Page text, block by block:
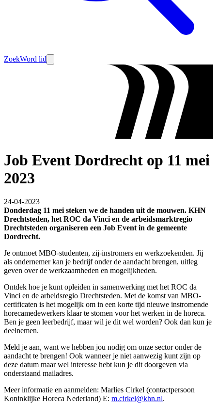
ZoekWord lid
Job Event Dordrecht op 11 mei
2023
24-04-2023
Donderdag 11 mei steken we de handen uit de mouwen. KHN
Drechtsteden, het ROC da Vinci en de arbeidsmarktregio
Drechtsteden organiseren een Job Event in de gemeente
Dordrecht.
Je ontmoet MBO-studenten, zij-instromers en werkzoekenden. Jij
als ondernemer kan je bedrijf onder de aandacht brengen, uitleg
geven over de werkzaamheden en mogelijkheden.
Ontdek hoe je kunt opleiden in samenwerking met het ROC da
Vinci en de arbeidsregio Drechtsteden. Met de komst van MBO-
certificaten is het mogelijk om in een korte tijd nieuwe instromende
horecamedewerkers klaar te stomen voor het werken in de horeca.
Ben je geen leerbedrijf, maar wil je dit wel worden? Ook dan kun je
deelnemen.
Meld je aan, want we hebben jou nodig om onze sector onder de
aandacht te brengen! Ook wanneer je niet aanwezig kunt zijn op
deze datum maar wel interesse hebt kun je dit doorgeven via
onderstaand mailadres.
Meer informatie en aanmelden: Marlies Cirkel (contactpersoon
Koninklijke Horeca Nederland) E: m.cirkel@khn.nl.